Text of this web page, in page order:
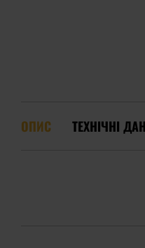
ОПИС ТЕХНІЧНІ